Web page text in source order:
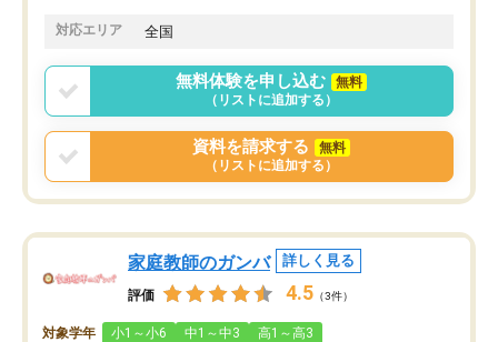
標を見つける事が出来ま
対応エリア 全国
無料体験を申し込む
無料
（リストに追加する）
資料を請求する
無料
（リストに追加する）
家庭教師のガンバ 詳しく見る
評価 4.5 （3件）
対象学年 小1～小6 中1～中3 高1～高3